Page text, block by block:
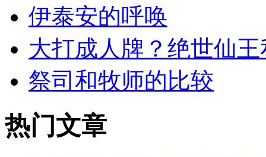
伊泰安的呼唤
大打成人牌？绝世仙
祭司和牧师的比较
热门文章